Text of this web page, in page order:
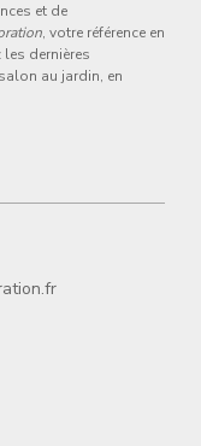
et de
, votre référence en
les dernières
au jardin, en